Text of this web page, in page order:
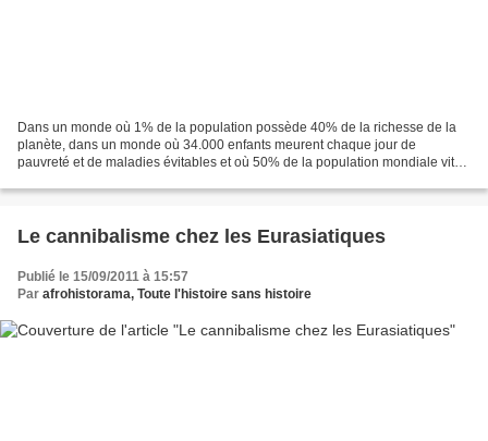
Dans un monde où 1% de la population possède 40% de la richesse de la
planète, dans un monde où 34.000 enfants meurent chaque jour de
pauvreté et de maladies évitables et où 50% de la population mondiale vit
Le cannibalisme chez les Eurasiatiques
Publié le 15/09/2011 à 15:57
Par afrohistorama, Toute l'histoire sans histoire